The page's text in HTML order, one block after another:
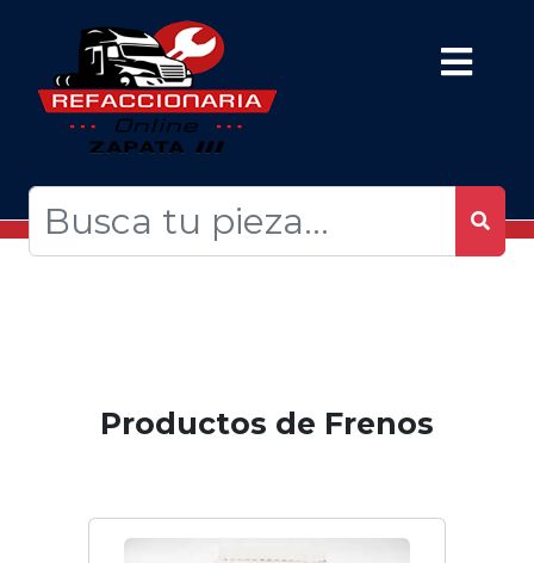
Productos de Frenos